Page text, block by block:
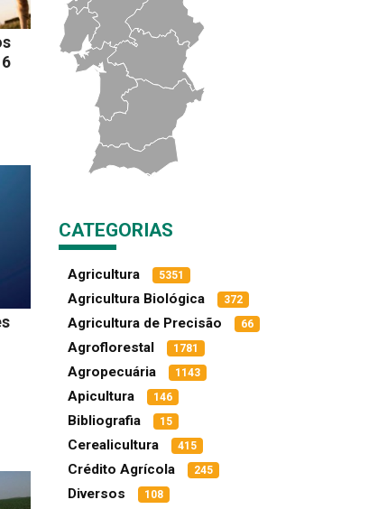
CATEGORIAS
Agricultura 5351
Agricultura Biológica 372
Agricultura de Precisão 66
Agroflorestal 1781
Agropecuária 1143
Apicultura 146
Bibliografia 15
Cerealicultura 415
Crédito Agrícola 245
Diversos 108